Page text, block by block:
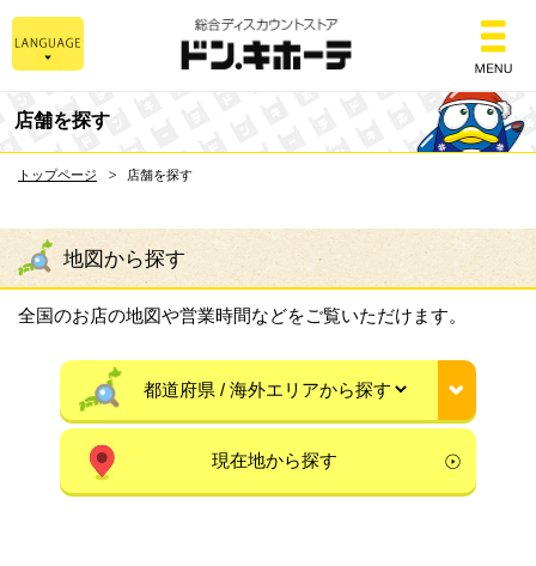
総合ディスカウント
店舗を探す
トップページ 店舗を探す
地図から探す
全国のお店の地図や営業時間などをご覧いただけます。
現在地から探す